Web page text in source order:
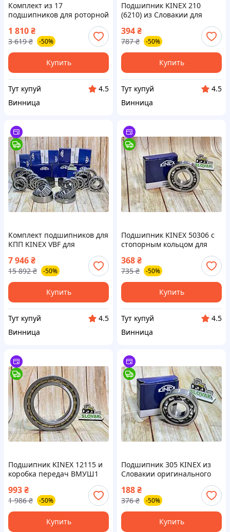
Комплект из 17
подшипников для роторной
качества и надежности
1 810₴
3 619 ₴ -50%
Купить
Тут купуй
4.5
Винница
Подшипник KINEX 210
(6210) из Словакии для
надежной работы и долгого
срока службы
394₴
787 ₴ -50%
Купить
Тут купуй
4.5
Винница
Комплект подшипников для
КПП KINEX VBF для
тракторов МТЗ-80 и МТЗ-82
16 штук из Словакии и
Польши
7 946₴
15 892 ₴ -50%
Купить
Тут купуй
4.5
Винница
Подшипник KINEX 50306 с
стопорным кольцом для
механизмов из Словакии
368₴
735 ₴ -50%
Купить
Тут купуй
4.5
Винница
Подшипник KINEX 12115 и
коробка передач ВМУШ1
гарантией качества
993₴
1 986 ₴ -50%
Купить
Подшипник 305 KINEX из
Словакии оригинального
работы вашего
оборудования
188₴
376 ₴ -50%
Купить